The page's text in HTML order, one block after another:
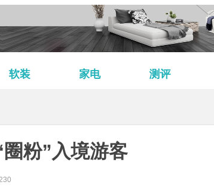
软装 家电 测评
粉”入境游客